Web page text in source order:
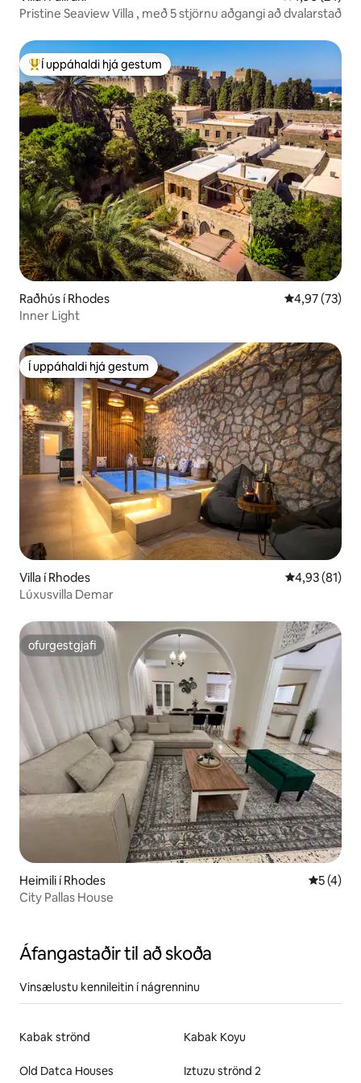
Pristine Seaview Villa , með 5 stjörnu aðgangi að dvalarstað
Í mestu uppáhaldi hjá gestum
Í uppáhaldi hjá gestum
Raðhús í Rhodes 4,97 af 5 í
4,97 (73)
Inner Light
Í uppáhaldi hjá gestum
Í uppáhaldi hjá gestum
Villa í Rhodes 4,93 af 5 í
4,93 (81)
Lúxusvilla Demar
ofurgestgjafi
ofurgestgjafi
Heimili í Rhodes 5 af 5 í
5 (4)
City Pallas House
Áfangastaðir til að skoða
Vinsælustu kennileitin í nágrenninu
Kabak strönd Kabak Koyu
Old Datca Houses Iztuzu strönd 2